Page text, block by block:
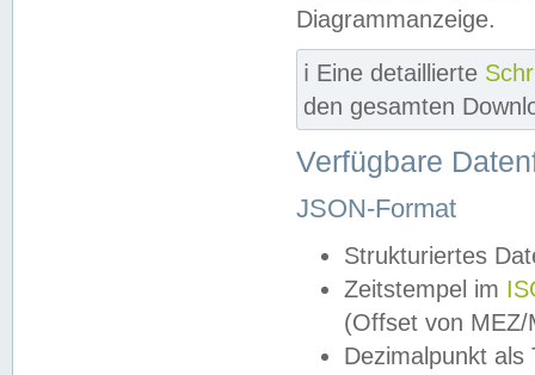
Diagrammanzeige.
ℹ️ Eine detaillierte
den gesamten
Verfügbare
JSON-Format
Strukturiertes
Zeitstempel im
(Offset von MEZ/
Dezimalpunkt als